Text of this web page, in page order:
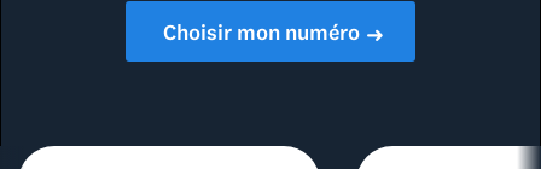
Choisir mon numéro➜